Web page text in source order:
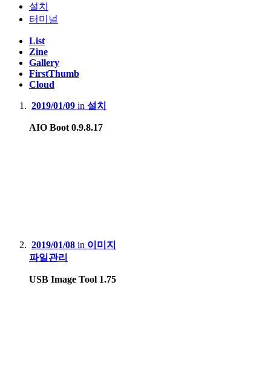
설치
터미널
List
Zine
Gallery
FirstThumb
Cloud
2019/01/09 in 설치
AIO Boot 0.9.8.17
2019/01/08 in 이미지
파일관리
USB Image Tool 1.75